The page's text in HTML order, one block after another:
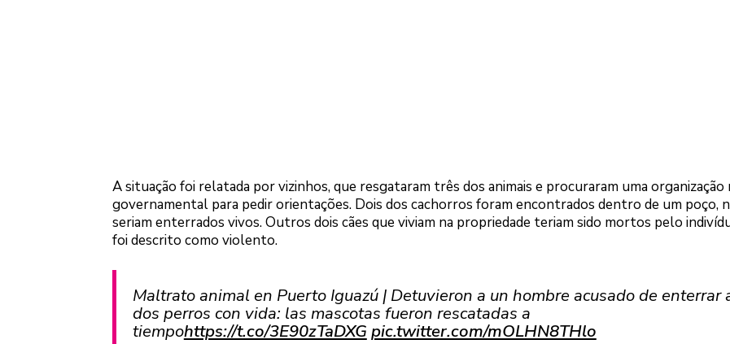
A situação foi relatada por vizinhos, que resgataram três dos animais e procuraram uma organização
governamental para pedir orientações. Dois dos cachorros foram encontrados dentro de um poço,
seriam enterrados vivos. Outros dois cães que viviam na propriedade teriam sido mortos pelo
foi descrito como violento.
Maltrato animal en Puerto Iguazú | Detuvieron a un hombre acusado de enterrar
dos perros con vida: las mascotas fueron rescatadas a
tiempohttps://t.co/3E90zTaDXG pic.twitter.com/mOLHN8THlo